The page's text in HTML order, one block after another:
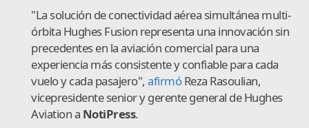
"La solución de conectividad aérea simultánea multi-
órbita Hughes Fusion representa una innovación sin
precedentes en la aviación comercial para una
experiencia más consistente y confiable para cada
vuelo y cada pasajero", afirmóReza Rasoulian,
vicepresidente senior y gerente general de Hughes
Aviation a NotiPress.